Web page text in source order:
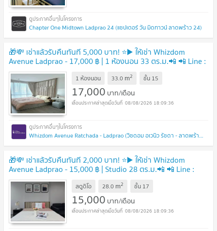
Chapter One Midtown Ladprao 24 (แชปเตอร์ วัน มิดทาวน์ ลาดพร้าว 24)
🎁💸 เช่าแล้วรับคืนทันที 5,000 บาท! ⭐️▶️ ให้เช่า Whizdom
Avenue Ladprao - 17,000 ฿ | 1 ห้องนอน 33 ตร.ม.📲 📲 Line :
0842932624 / Junesone520🎉
1 ห้องนอน 33.0 m2 ชั้น 15
17,000 บาท/เดือน
08/08/2026 18:09:36
Whizdom Avenue Ratchada - Ladprao (วิซดอม อเวนิว รัชดา - ลาดพร้าว)
🎁💸 เช่าแล้วรับคืนทันที 2,000 บาท! ⭐️▶️ ให้เช่า Whizdom
Avenue Ladprao - 15,000 ฿ | Studio 28 ตร.ม.📲 📲 Line :
0842932624 / Junesone520🎉
สตูดิโอ 28.0 m2 ชั้น 17
15,000 บาท/เดือน
08/08/2026 18:09:36